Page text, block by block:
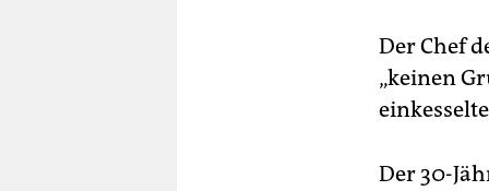
Der Chef
„keinen
Der 30-